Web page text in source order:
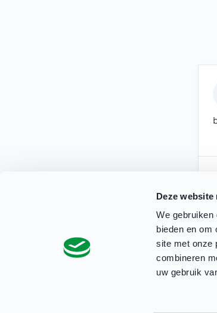
Deze
We
bieden en om
site met onze
combineren
uw gebruik